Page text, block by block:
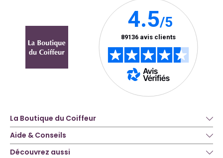
La Boutique du Coiffeur
Aide & Conseils
Découvrez aussi